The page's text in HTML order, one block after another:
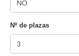
Nº de plazas